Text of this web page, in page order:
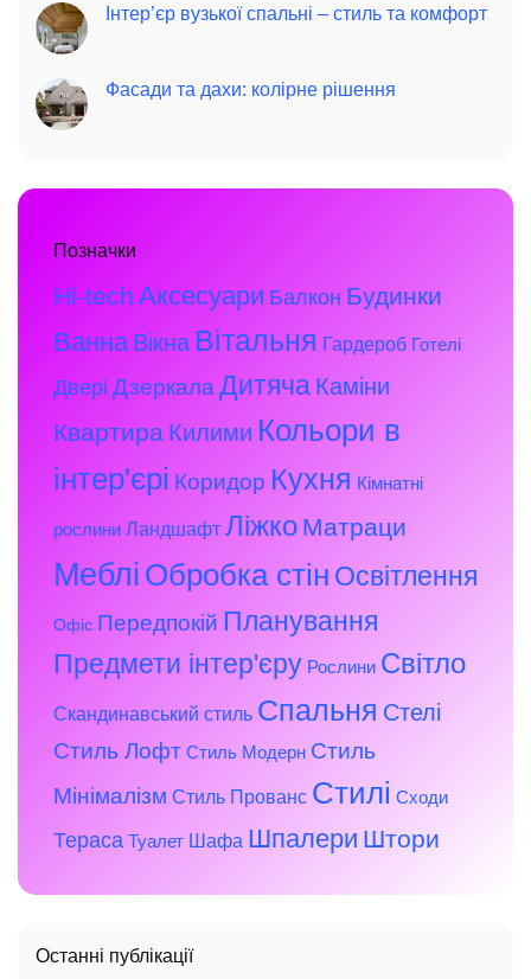
Інтер’єр вузької спальні – стиль та комфорт
Фасади та дахи: колірне рішення
Позначки
Hi-tech Аксесуари Балкон Будинки
Ванна Вікна Вітальня Гардероб Готелі
Двері Дзеркала Дитяча Каміни
Квартира Килими Кольори в
інтер'єрі Коридор Кухня Кімнатні
рослини Ландшафт Ліжко Матраци
Меблі Обробка стін Освітлення
Офіс Передпокій Планування
Предмети інтер'єру Рослини Світло
Скандинавський стиль Спальня Стелі
Стиль Лофт Стиль Модерн Стиль
Мінімалізм Стиль Прованс Стилі Сходи
Тераса Туалет Шафа Шпалери Штори
Останні публікації